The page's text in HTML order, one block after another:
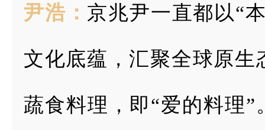
尹浩： 京兆尹一直都以“
文化底蕴，汇聚全球原生
蔬食料理，即“爱的料理”